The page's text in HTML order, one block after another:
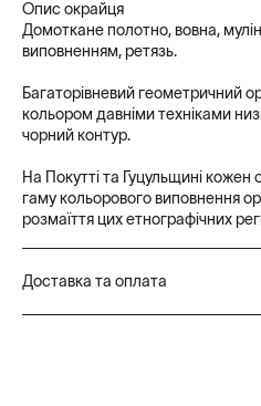
L
Обхват сорочки по грудях 114 cм
Довжина рукава від горловини 71
XL
Обхват сорочки по грудях 116 cм
Довжина сорочки 61 см
Опис окрайця
Домоткане полотно, вовна,
виповненням, ретязь.
Багаторівневий геометричний
кольором давніми техніками
чорний контур.
На Покутті та Гуцульщині
гаму кольорового виповнення
розмаїття цих етнографічних
Доставка та оплата